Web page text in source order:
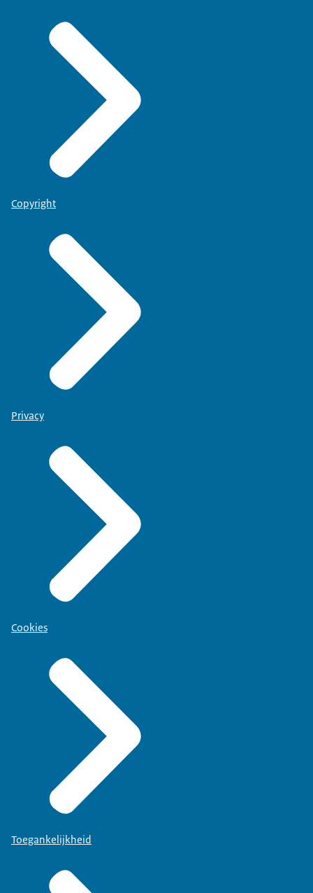
Copyright
Privacy
Cookies
Toegankelijkheid